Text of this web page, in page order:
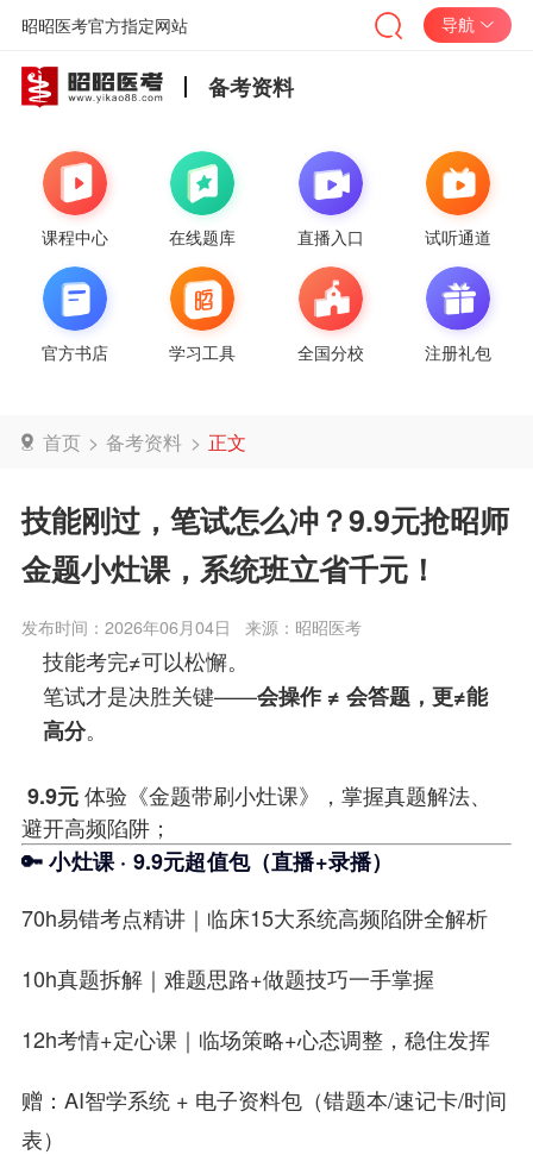
昭昭医考官方指定网站 导航
备考资料
课程中心 在线题库 直播入口 试听通道
官方书店 学习工具 全国分校 注册礼包
首页 > 备考资料 > 正文
技能刚过，笔试怎么冲？9.9元抢昭师
金题小灶课，系统班立省千元！
发布时间：2026年06月04日 来源：昭昭医考
技能考完≠可以松懈。
笔试才是决胜关键——会操作 ≠ 会答题，更≠能
高分。
9.9元体验《金题带刷小灶课》，掌握真题解法、
避开高频陷阱；
🔑 小灶课 · 9.9元超值包（直播+录播）
70h易错考点精讲｜临床15大系统高频陷阱全解析
10h真题拆解｜难题思路+做题技巧一手掌握
12h考情+定心课｜临场策略+心态调整，稳住发挥
赠：AI智学系统 + 电子资料包（错题本/速记卡/时间
表）